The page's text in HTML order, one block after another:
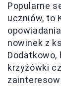
Popularne
uczniów, to
nowinek z
krzyżówki